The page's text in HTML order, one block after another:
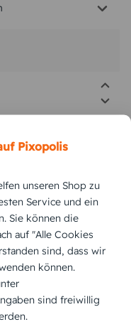
Pixopolis
unseren Shop zu
Service und ein
Sie können die
auf "Alle Cookies
sind, dass wir
können.
sind freiwillig